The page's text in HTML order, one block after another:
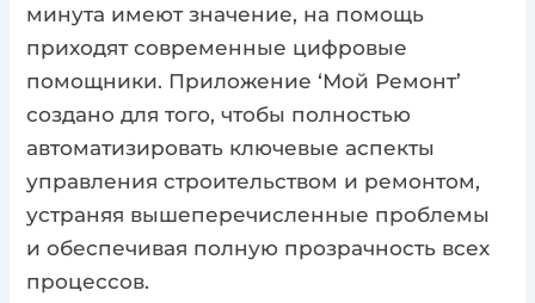
минута имеют значение, на помощь
приходят современные цифровые
помощники. Приложение ‘Мой Ремонт’
создано для того, чтобы полностью
автоматизировать ключевые аспекты
управления строительством и ремонтом,
устраняя вышеперечисленные проблемы
и обеспечивая полную прозрачность всех
процессов.